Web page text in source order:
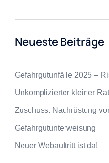
Neueste Beiträge
Gefahrgutunfälle 2025 –
Unkomplizierter kleiner
Zuschuss: Nachrüstung
Gefahrgutunterweisung
Neuer Webauftritt ist da!